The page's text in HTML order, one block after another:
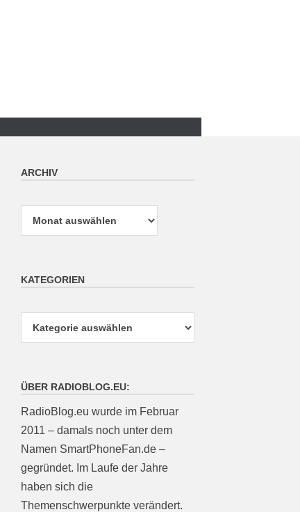
ARCHIV
KATEGORIEN
ÜBER RADIOBLOG.EU:
RadioBlog.eu wurde im Februar
2011 – damals noch unter dem
Namen SmartPhoneFan.de –
gegründet. Im Laufe der Jahre
haben sich die
Themenschwerpunkte verändert.